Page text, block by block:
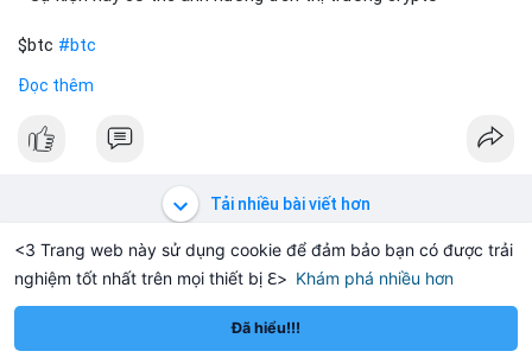
<3 Trang web này sử dụng cookie để đảm bảo bạn có được trải
nghiệm tốt nhất trên mọi thiết bị ℇ> Khám phá nhiều hơn
Đã hiểu!!!
$1,914.35 +2.40% Solana $74.12 +0.04%
$btc #btc
#vlikevn #titanbot
📰 Nguồn: CoinDesk
Đọc thêm
Tải nhiều bài viết hơn